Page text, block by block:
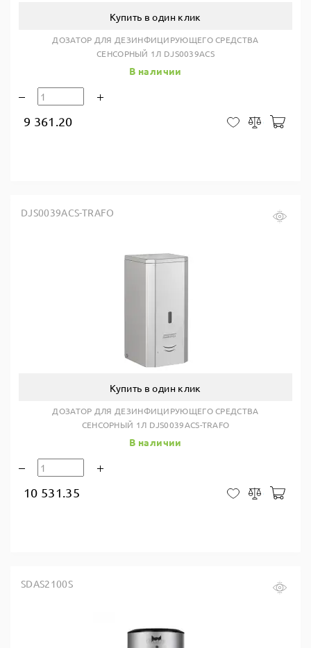
Купить в один клик
ДОЗАТОР ДЛЯ ДЕЗИНФИЦИРУЮЩЕГО СРЕДСТВА
СЕНСОРНЫЙ 1Л DJS0039ACS
В наличии
9 361.20 В закладки
Сравнить
DJS0039ACS-TRAFO
Купить в один клик
ДОЗАТОР ДЛЯ ДЕЗИНФИЦИРУЮЩЕГО СРЕДСТВА
СЕНСОРНЫЙ 1Л DJS0039ACS-TRAFO
В наличии
10 531.35 В закладки
Сравнить
SDAS2100S